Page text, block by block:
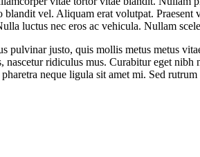
blandit vel. Aliquam erat volutpat.
luctus nec eros ac vehicula. Nullam
pulvinar justo, quis mollis metus metus
nascetur ridiculus mus. Curabitur eget
neque ligula sit amet mi. Sed